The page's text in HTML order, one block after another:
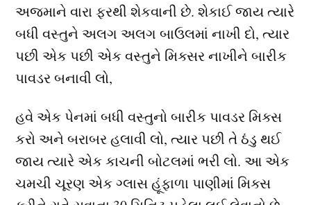
અજમાને વારા ફરથી શેકવાની છે. શેકાઈ જાય ત્યારે
બધી વસ્તુને અલગ અલગ બાઉલમાં નાખી દો, ત્યાર
પછી એક પછી એક વસ્તુને મિક્સર નાખીને બારીક
પાવડર બનાવી લો,
હવે એક પેનમાં બધી વસ્તુનો બારીક પાવડર મિક્સ
કરો અને બરાબર હલાવી લો, ત્યાર પછી તે ઠંડુ થઈ
જાય ત્યારે એક કાચની બોટલમાં ભરી લો. આ એક
ચમચી ચૂરણ એક ગ્લાસ હૂંફાળા પાણીમાં મિક્સ